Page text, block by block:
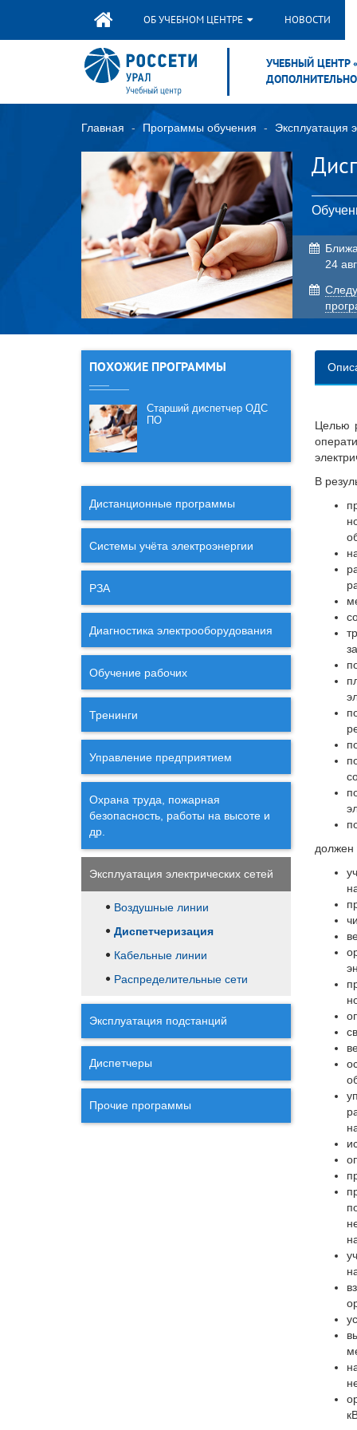
ОБ УЧЕБНОМ ЦЕНТРЕ НОВОСТИ
УЧЕБНЫЙ ЦЕНТР
Главная Программы обучения Эксплуатация
24
ПОХОЖИЕ ПРОГРАММЫ
Старший диспетчер ОДС
ПО
Дистанционные программы
Системы учёта электроэнергии
РЗА
Диагностика электрооборудования
Обучение рабочих
Тренинги
Управление предприятием
Охрана труда, пожарная
безопасность, работы на высоте и
др.
Эксплуатация электрических сетей
Воздушные линии
Диспетчеризация
Кабельные линии
Распределительные сети
Эксплуатация подстанций
Диспетчеры
Прочие программы
Целью
В
должен